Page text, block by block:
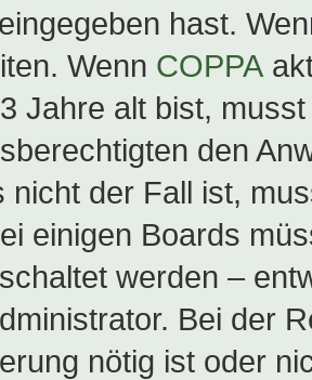
hast.
Wenn COPPA
Jahre alt bist,
den
nicht der Fall ist,
einigen Boards
werden –
Bei der
nötig ist oder